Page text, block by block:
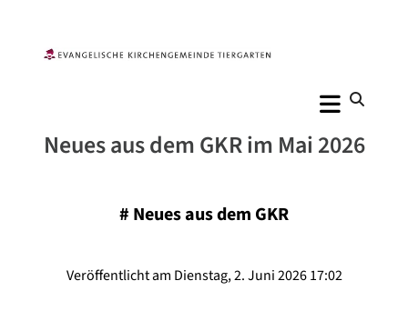
Neues aus dem GKR im Mai 2026
# Neues aus dem GKR
Veröffentlicht am Dienstag, 2. Juni 2026 17:02